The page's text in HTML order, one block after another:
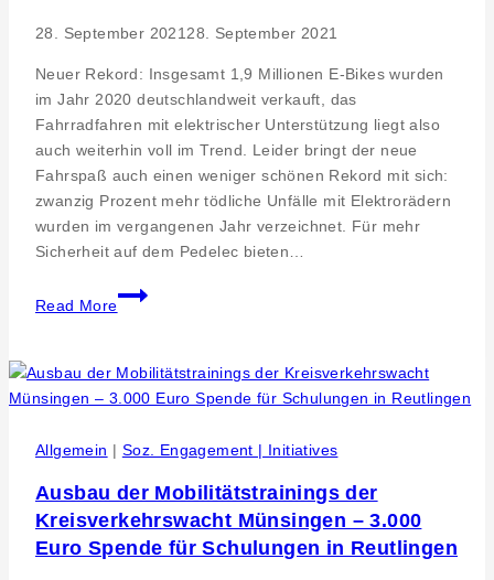
28. September 2021 28. September 2021
Neuer Rekord: Insgesamt 1,9 Millionen E-Bikes wurden
im Jahr 2020 deutschlandweit verkauft, das
Fahrradfahren mit elektrischer Unterstützung liegt also
auch weiterhin voll im Trend. Leider bringt der neue
Fahrspaß auch einen weniger schönen Rekord mit sich:
zwanzig Prozent mehr tödliche Unfälle mit Elektrorädern
wurden im vergangenen Jahr verzeichnet. Für mehr
Sicherheit auf dem Pedelec bieten…
Read More
Sicher
auf
Pedelec
–
Fahrtraining
nur
für
Senioren
Allgemein | Soz. Engagement | Initiatives
Ausbau der Mobilitätstrainings der
Kreisverkehrswacht Münsingen – 3.000
Euro Spende für Schulungen in Reutlingen